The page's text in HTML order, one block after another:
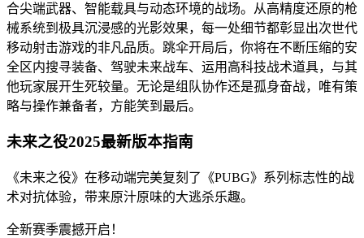
合尖端武器、智能载具与动态环境的战场。从高精度还原的枪
械系统到极具沉浸感的光影效果，每一处细节都彰显出次世代
移动射击游戏的非凡品质。跳伞开局后，你将在不断压缩的安
全区内搜寻装备、驾驶未来战车、运用高科技战术道具，与其
他玩家展开生死较量。无论是组队协作还是孤身奋战，唯有策
略与操作兼备者，方能笑到最后。
未来之役2025最新版本指南
《未来之役》在移动端完美复刻了《PUBG》系列标志性的战
术对抗体验，带来原汁原味的大逃杀乐趣。
全新赛季震撼开启！